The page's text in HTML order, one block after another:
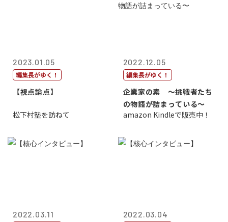
2023.01.05
編集長がゆく！
【視点論点】
松下村塾を訪ねて
2022.12.05
編集長がゆく！
企業家の素 〜挑戦者たち
の物語が詰まっている〜
amazon Kindleで販売中！
2022.03.11 2022.03.04